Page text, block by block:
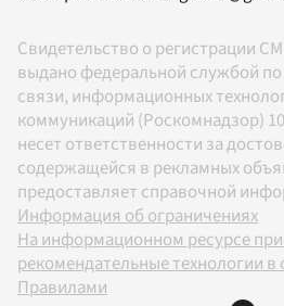
Свидетельство о регистрации
выдано федеральной службой
связи, информационных
коммуникаций (Роскомнадзор)
несет ответственности за
содержащейся в рекламных
предоставляет справочной
Информация об ограничениях
На информационном ресурсе
рекомендательные технологии в
Правилами